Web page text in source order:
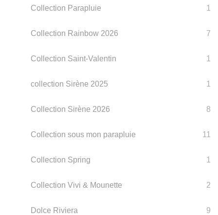
Collection Parapluie 1
Collection Rainbow 2026 7
Collection Saint-Valentin 1
collection Sirène 2025 1
Collection Sirène 2026 8
Collection sous mon parapluie 11
Collection Spring 1
Collection Vivi & Mounette 2
Dolce Riviera 9